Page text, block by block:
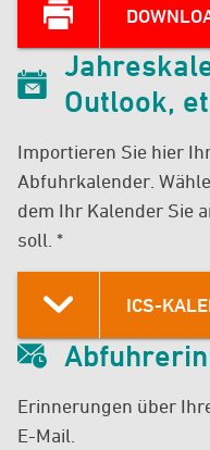
Outlook,
Importieren Sie hier
Abfuhrkalender.
dem Ihr Kalender Sie
soll. *
ICS-
Wann möchten Sie
Erinnerungen über
E-Mail.